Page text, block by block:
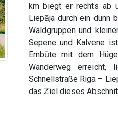
km biegt er rechts ab
Liepāja durch ein dünn
Waldgruppen und
Sepene und Kalvene
Embūte mit dem
Wanderweg
Schnellstraße Riga –
das Ziel dieses